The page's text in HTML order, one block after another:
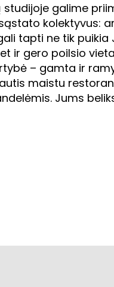
studijoje galime
kolektyvus:
tapti ne tik puikia
ir gero poilsio
– gamta ir
maistu
Jums